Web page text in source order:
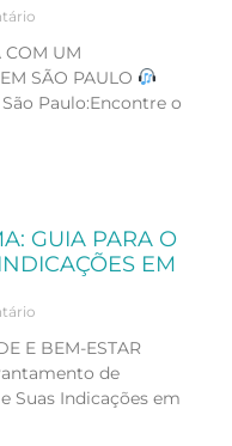
COM UM
SÃO PAULO
Paulo:Encontre o
GUIA PARA O
EM
E BEM-ESTAR
de
Suas Indicações em